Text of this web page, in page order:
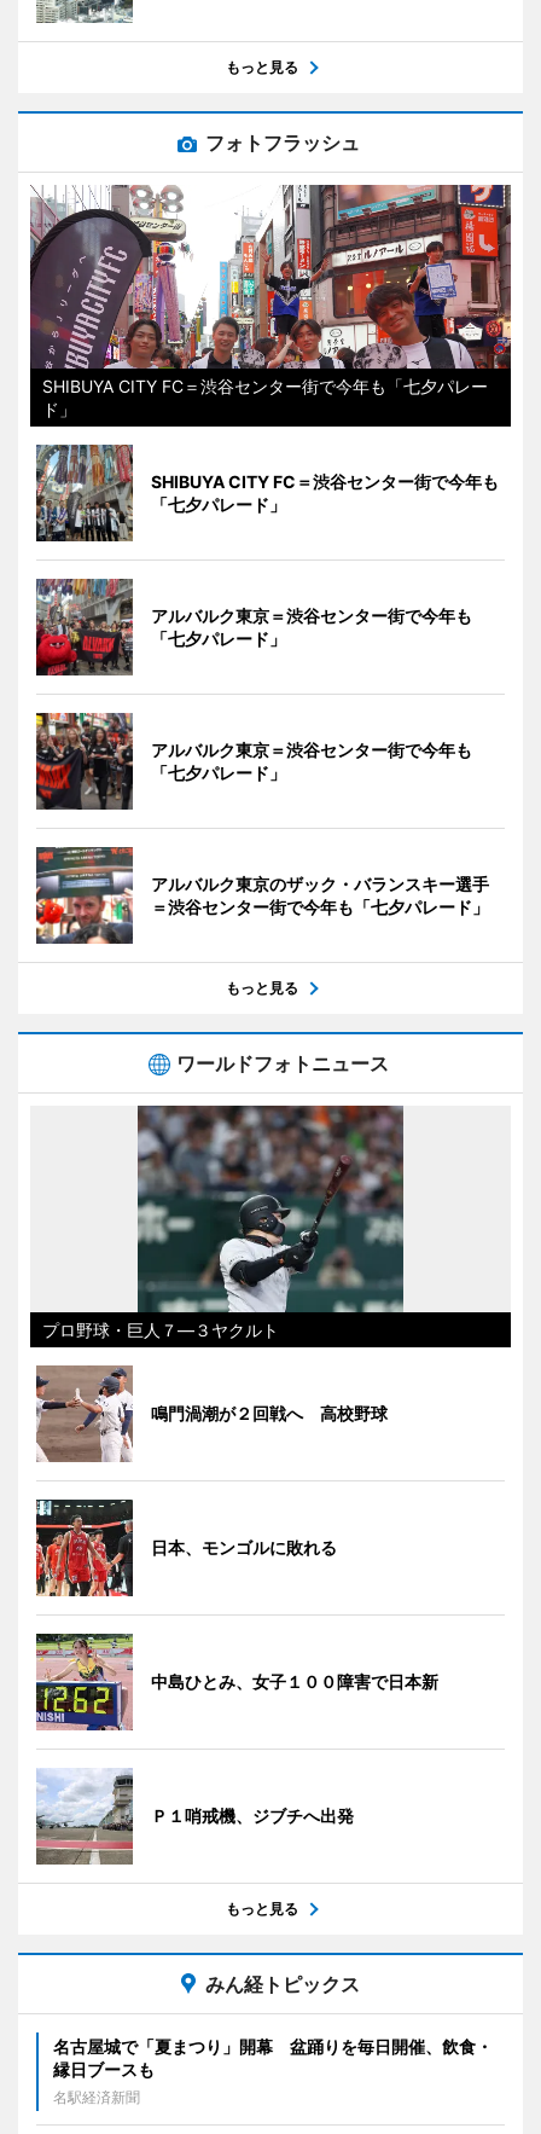
もっと見る
フォトフラッシュ
SHIBUYA CITY FC＝渋谷センター街で今年も「七夕パレー
ド」
SHIBUYA CITY FC＝渋谷センター街で今年も
「七夕パレード」
アルバルク東京＝渋谷センター街で今年も
「七夕パレード」
アルバルク東京＝渋谷センター街で今年も
「七夕パレード」
アルバルク東京のザック・バランスキー選手
＝渋谷センター街で今年も「七夕パレード」
もっと見る
ワールドフォトニュース
プロ野球・巨人７―３ヤクルト
鳴門渦潮が２回戦へ 高校野球
日本、モンゴルに敗れる
中島ひとみ、女子１００障害で日本新
Ｐ１哨戒機、ジブチへ出発
もっと見る
みん経トピックス
名古屋城で「夏まつり」開幕 盆踊りを毎日開催、飲食・
縁日ブースも
名駅経済新聞